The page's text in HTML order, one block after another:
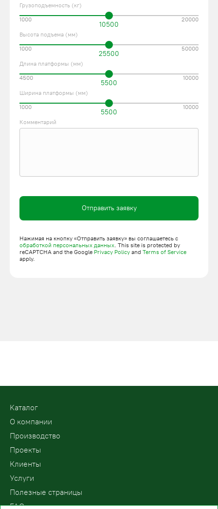
Грузоподъемность (кг)
10500
1000 20000
Высота подъема (мм)
25500
1000 50000
Длина платформы (мм)
5500
4500 10000
Ширина платформы (мм)
5500
1000 10000
Комментарий
Отправить заявку
Нажимая на кнопку «Отправить заявку» вы соглашаетесь с
обработкой персональных данных. This site is protected by
reCAPTCHA and the Google Privacy Policy and Terms of Service
apply.
Kаталог
О компании
Производство
Проекты
Клиенты
Услуги
Полезные страницы
FAQ